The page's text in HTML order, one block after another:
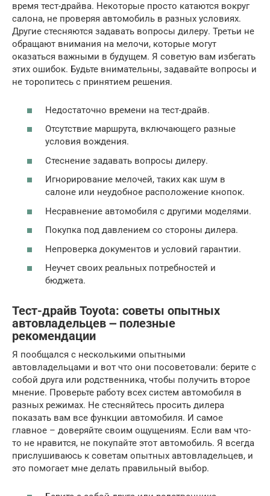
время тест-драйва. Некоторые просто катаются вокруг
салона, не проверяя автомобиль в разных условиях.
Другие стесняются задавать вопросы дилеру. Третьи не
обращают внимания на мелочи, которые могут
оказаться важными в будущем. Я советую вам избегать
этих ошибок. Будьте внимательны, задавайте вопросы и
не торопитесь с принятием решения.
Недостаточно времени на тест-драйв.
Отсутствие маршрута, включающего разные
условия вождения.
Стеснение задавать вопросы дилеру.
Игнорирование мелочей, таких как шум в
салоне или неудобное расположение кнопок.
Несравнение автомобиля с другими моделями.
Покупка под давлением со стороны дилера.
Непроверка документов и условий гарантии.
Неучет своих реальных потребностей и
бюджета.
Тест-драйв Toyota: советы опытных
автовладельцев ౼ полезные
рекомендации
Я пообщался с несколькими опытными
автовладельцами и вот что они посоветовали: берите с
собой друга или родственника, чтобы получить второе
мнение. Проверьте работу всех систем автомобиля в
разных режимах. Не стесняйтесь просить дилера
показать вам все функции автомобиля. И самое
главное – доверяйте своим ощущениям. Если вам что-
то не нравится, не покупайте этот автомобиль. Я всегда
прислушиваюсь к советам опытных автовладельцев, и
это помогает мне делать правильный выбор.